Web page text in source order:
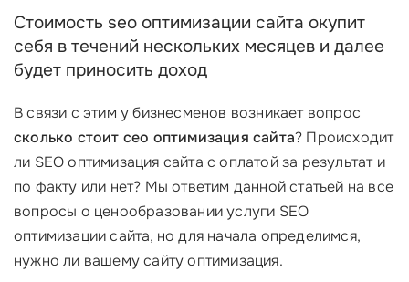
Стоимость seo оптимизации сайта окупит
себя в течений нескольких месяцев и далее
будет приносить доход
В связи с этим у бизнесменов возникает вопрос
сколько стоит сео оптимизация сайта​? Происходит
ли SEO оптимизация сайта с оплатой за результат и
по факту или нет? Мы ответим данной статьей на все
вопросы о ценообразовании услуги SEO
оптимизации сайта, но для начала определимся,
нужно ли вашему сайту оптимизация.